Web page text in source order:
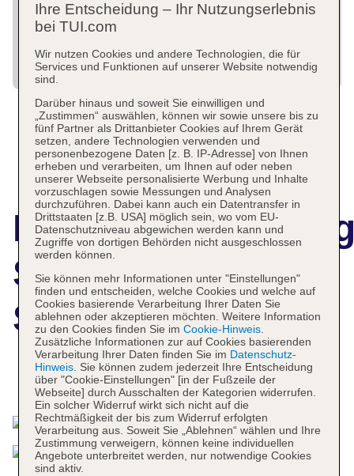
Splendid Hotel &
Spa
Das bietet Ihre Unterkunft
Ihre Entscheidung – Ihr Nutzungserlebnis
bei TUI.com
Wir nutzen Cookies und andere Technologien, die für
Services und Funktionen auf unserer Website notwendig
sind.
Darüber hinaus und soweit Sie einwilligen und
„Zustimmen“ auswählen, können wir sowie unsere bis zu
fünf Partner als Drittanbieter Cookies auf Ihrem Gerät
setzen, andere Technologien verwenden und
personenbezogene Daten [z. B. IP-Adresse] von Ihnen
erheben und verarbeiten, um Ihnen auf oder neben
unserer Webseite personalisierte Werbung und Inhalte
vorzuschlagen sowie Messungen und Analysen
durchzuführen. Dabei kann auch ein Datentransfer in
Drittstaaten [z.B. USA] möglich sein, wo vom EU-
Datenschutzniveau abgewichen werden kann und
Zugriffe von dortigen Behörden nicht ausgeschlossen
werden können.
Sie können mehr Informationen unter "Einstellungen"
finden und entscheiden, welche Cookies und welche auf
Cookies basierende Verarbeitung Ihrer Daten Sie
ablehnen oder akzeptieren möchten. Weitere Information
zu den Cookies finden Sie im Cookie-Hinweis.
Zusätzliche Informationen zur auf Cookies basierenden
Verarbeitung Ihrer Daten finden Sie im Datenschutz-
Hinweis. Sie können zudem jederzeit Ihre Entscheidung
über "Cookie-Einstellungen" [in der Fußzeile der
Webseite] durch Ausschalten der Kategorien widerrufen.
Ein solcher Widerruf wirkt sich nicht auf die
Rechtmäßigkeit der bis zum Widerruf erfolgten
Verarbeitung aus. Soweit Sie „Ablehnen“ wählen und Ihre
Zustimmung verweigern, können keine individuellen
Angebote unterbreitet werden, nur notwendige Cookies
sind aktiv.